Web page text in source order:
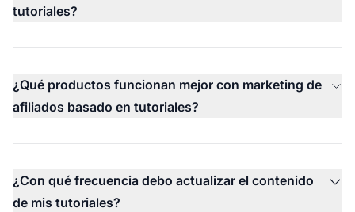
tutoriales?
¿Qué productos funcionan mejor con marketing de
afiliados basado en tutoriales?
¿Con qué frecuencia debo actualizar el contenido
de mis tutoriales?